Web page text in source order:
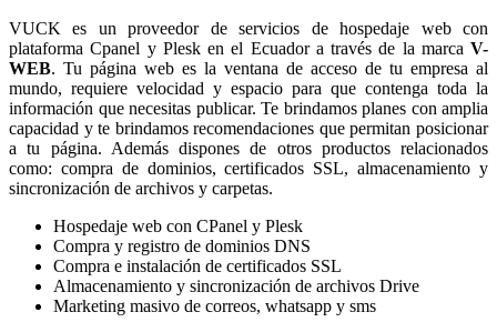
VUCK es un proveedor de servicios de hospedaje web con
plataforma Cpanel y Plesk en el Ecuador a través de la marca V-
WEB. Tu página web es la ventana de acceso de tu empresa al
mundo, requiere velocidad y espacio para que contenga toda la
información que necesitas publicar. Te brindamos planes con amplia
capacidad y te brindamos recomendaciones que permitan posicionar
a tu página. Además dispones de otros productos relacionados
como: compra de dominios, certificados SSL, almacenamiento y
sincronización de archivos y carpetas.
Hospedaje web con CPanel y Plesk
Compra y registro de dominios DNS
Compra e instalación de certificados SSL
Almacenamiento y sincronización de archivos Drive
Marketing masivo de correos, whatsapp y sms